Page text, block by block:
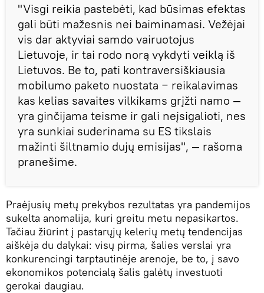
"Visgi reikia pastebėti, kad būsimas efektas
gali būti mažesnis nei baiminamasi. Vežėjai
vis dar aktyviai samdo vairuotojus
Lietuvoje, ir tai rodo norą vykdyti veiklą iš
Lietuvos. Be to, pati kontraversiškiausia
mobilumo paketo nuostata − reikalavimas
kas kelias savaites vilkikams grįžti namo —
yra ginčijama teisme ir gali neįsigalioti, nes
yra sunkiai suderinama su ES tikslais
mažinti šiltnamio dujų emisijas", — rašoma
pranešime.
Praėjusių metų prekybos rezultatas yra pandemijos
sukelta anomalija, kuri greitu metu nepasikartos.
Tačiau žiūrint į pastarųjų kelerių metų tendencijas
aiškėja du dalykai: visų pirma, šalies verslai yra
konkurencingi tarptautinėje arenoje, be to, į savo
ekonomikos potencialą šalis galėtų investuoti
gerokai daugiau.